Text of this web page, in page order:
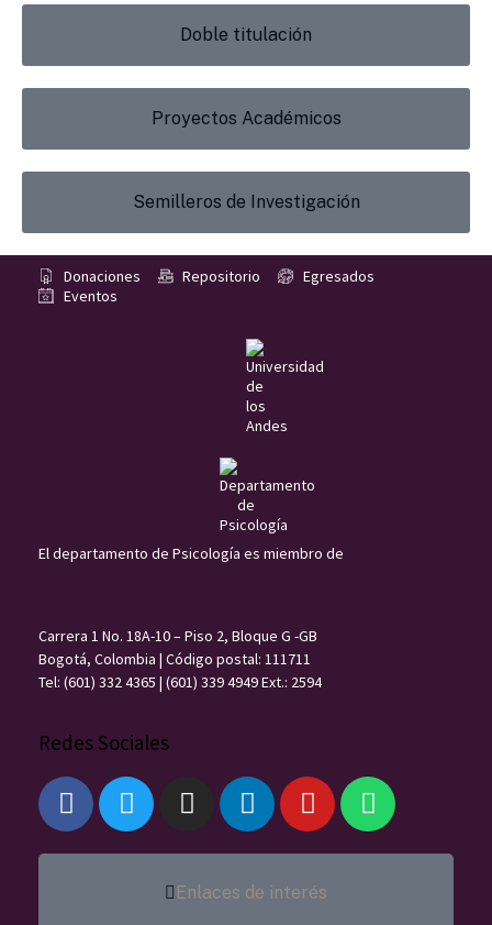
Doble titulación
Proyectos Académicos
Semilleros de Investigación
Donaciones Repositorio
Egresados
Eventos
El departamento de Psicología es miembro de
Carrera 1 No. 18A-10 – Piso 2, Bloque G -GB
Bogotá, Colombia | Código postal: 111711
Tel: (601) 332 4365 | (601) 339 4949 Ext.: 2594
Redes Sociales
Enlaces de interés